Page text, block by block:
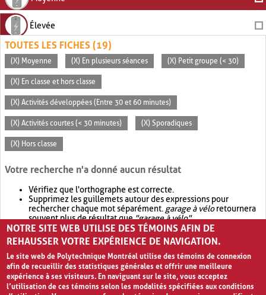
Élevée
TOUTES LES FICHES (19)
(X) Moyenne (X) En plusieurs séances (X) Petit groupe (< 30)
(X) En classe et hors classe
(X) Activités développées (Entre 30 et 60 minutes)
(X) Activités courtes (< 30 minutes) (X) Sporadiques
(X) Hors classe
Votre recherche n'a donné aucun résultat
Vérifiez que l'orthographe est correcte.
Supprimez les guillemets autour des expressions pour
rechercher chaque mot séparément. garage à véloretournera
souvent plus de résultat que"garage à vélo".
Envisagez d'élargir votre recherche avec OR.garage OR vélo
retournera souvent plus de résultat quegarage à vélo
NOTRE SITE WEB UTILISE DES TÉMOINS AFIN DE
REHAUSSER VOTRE EXPÉRIENCE DE NAVIGATION.
Le site web de Polytechnique Montréal utilise des témoins de connexion
afin de recueillir des statistiques générales et offrir une meilleure
expérience à ses visiteurs. En naviguant sur le site, vous acceptez
l’utilisation de ces témoins selon les modalités spécifiées aux conditions